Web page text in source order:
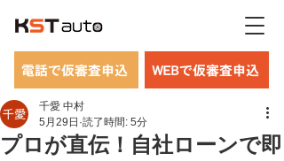
WEBで仮審査申込
電話で仮審査申込
プロが直伝！自社ローンで即
千愛 中村
5月29日 読了時間: 5分